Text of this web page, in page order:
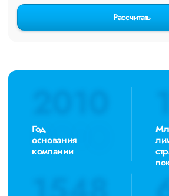
Рассчитать
Год
основания
компании